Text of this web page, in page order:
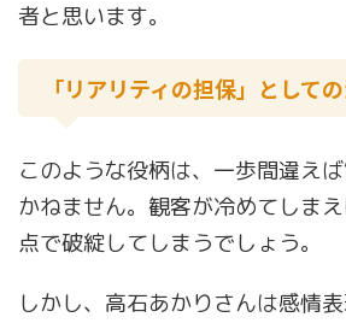
者と思います。
「リアリティの担保」として
このような役柄は、一歩間違え
かねません。観客が冷めてしま
点で破綻してしまうでしょう。
しかし、高石あかりさんは感情表